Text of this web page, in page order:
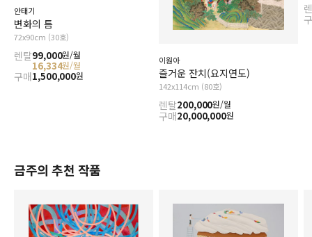
안태기
변화의 틈
72x90cm (30호)
렌탈99,000원/월
16,334원/월
구매1,500,000원
이원아
즐거운 잔치(요지연도)
142x114cm (80호)
렌탈200,000원/월
구매20,000,000원
금주의 추천 작품